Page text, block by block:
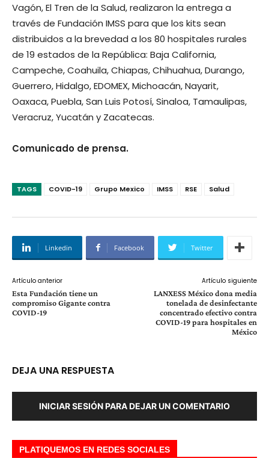
Vagón, El Tren de la Salud, realizaron la entrega a
través de Fundación IMSS para que los kits sean
distribuidos a la brevedad a los 80 hospitales rurales
de 19 estados de la República: Baja California,
Campeche, Coahuila, Chiapas, Chihuahua, Durango,
Guerrero, Hidalgo, EDOMEX, Michoacán, Nayarit,
Oaxaca, Puebla, San Luis Potosí, Sinaloa, Tamaulipas,
Veracruz, Yucatán y Zacatecas.
Comunicado de prensa.
TAGS COVID-19 Grupo Mexico IMSS RSE Salud
Linkedin Facebook Twitter
Artículo anterior
Esta Fundación tiene un
compromiso Gigante contra
COVID-19
Artículo siguiente
LANXESS México dona media
tonelada de desinfectante
concentrado efectivo contra
COVID-19 para hospitales en
México
DEJA UNA RESPUESTA
INICIAR SESIÓN PARA DEJAR UN COMENTARIO
PLATIQUEMOS EN REDES SOCIALES